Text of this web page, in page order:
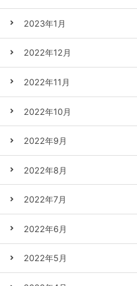
2023年1月
2022年12月
2022年11月
2022年10月
2022年9月
2022年8月
2022年7月
2022年6月
2022年5月